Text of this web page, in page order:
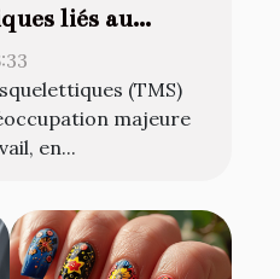
liés au
(TMS)
majeure
en...